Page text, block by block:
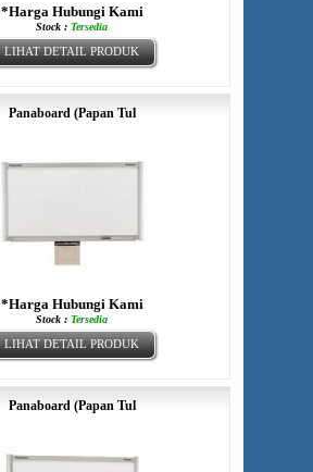
*Harga Hubungi Kami
Stock : Tersedia
LIHAT DETAIL PRODUK
Panaboard (Papan Tul
*Harga Hubungi Kami
Stock : Tersedia
LIHAT DETAIL PRODUK
Panaboard (Papan Tul